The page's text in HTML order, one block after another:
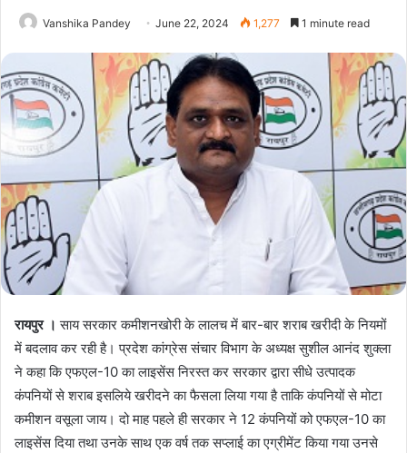
Vanshika Pandey June 22, 2024 1,277 1 minute read
रायपुर । साय सरकार कमीशनखोरी के लालच में बार-बार शराब खरीदी के नियमों
में बदलाव कर रही है। प्रदेश कांग्रेस संचार विभाग के अध्यक्ष सुशील आनंद शुक्ला
ने कहा कि एफएल-10 का लाइसेंस निरस्त कर सरकार द्वारा सीधे उत्पादक
कंपनियों से शराब इसलिये खरीदने का फैसला लिया गया है ताकि कंपनियों से मोटा
कमीशन वसूला जाय। दो माह पहले ही सरकार ने 12 कंपनियों को एफएल-10 का
लाइसेंस दिया तथा उनके साथ एक वर्ष तक सप्लाई का एग्रीमेंट किया गया उनसे